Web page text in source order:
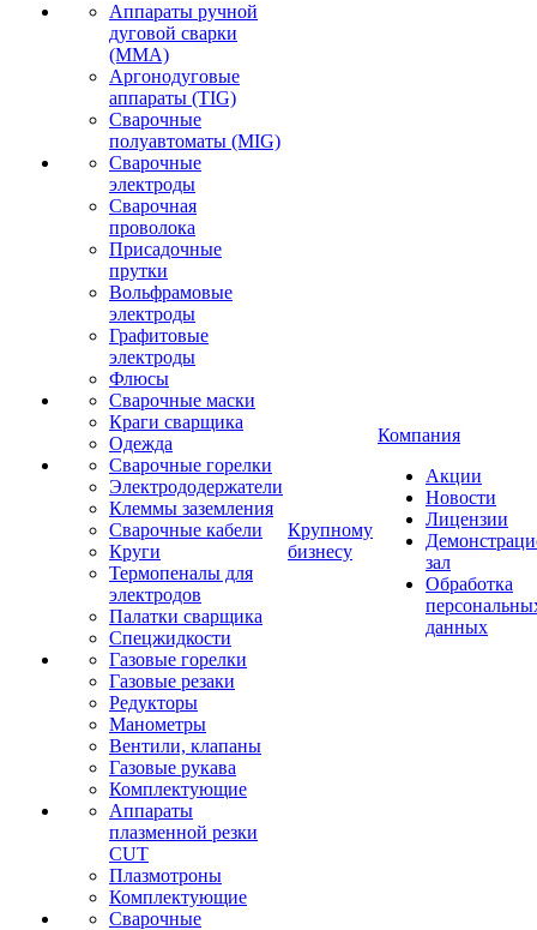
Аппараты ручной
дуговой сварки
(MMA)
Аргонодуговые
аппараты (TIG)
Сварочные
полуавтоматы (MIG)
Сварочные
электроды
Сварочная
проволока
Присадочные
прутки
Вольфрамовые
электроды
Графитовые
электроды
Флюсы
Сварочные маски
Краги сварщика
Одежда
Сварочные горелки
Электрододержатели
Клеммы заземления
Сварочные кабели
Круги
Термопеналы для
электродов
Палатки сварщика
Спецжидкости
Газовые горелки
Газовые резаки
Редукторы
Манометры
Вентили, клапаны
Газовые рукава
Комплектующие
Аппараты
плазменной резки
CUT
Плазмотроны
Комплектующие
Сварочные
Крупному
бизнесу
Компания
Акции
Новости
Лицензии
зал
Обработка
данных